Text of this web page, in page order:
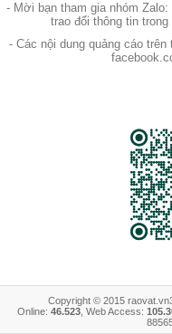
- Mời bạn tham gia nhóm
trao đổi thông tin
- Các nội dung quảng cáo
Copyright © 2015
Online: 46.523 , Web Access: